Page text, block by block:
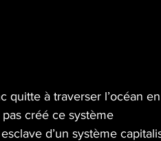
quitte à traverser l’océan
créé ce système
d’un système